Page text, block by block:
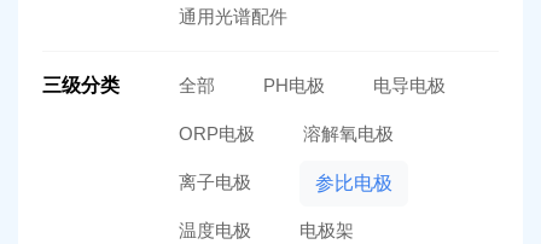
通用光谱配件
三级分类 全部 PH电极 电导电极
ORP电极 溶解氧电极
离子电极 参比电极
温度电极 电极架